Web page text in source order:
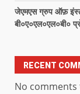
जेएमएस ग्रुप ऑफ़
बी०ए०एल०एल०बी०
RECENT
No comments